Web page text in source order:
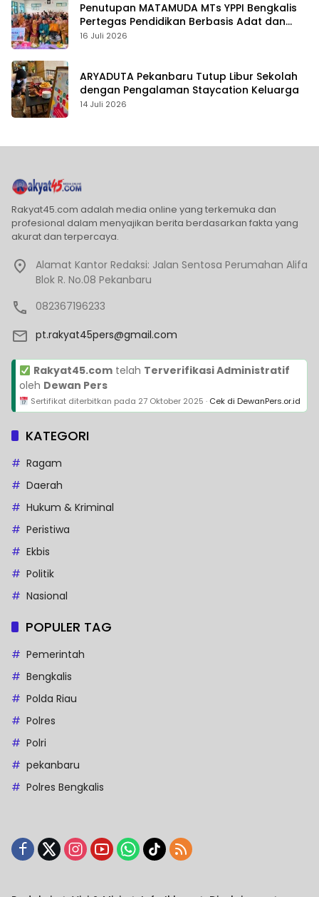
Penutupan MATAMUDA MTs YPPI Bengkalis
Pertegas Pendidikan Berbasis Adat dan
Karakter
16 Juli 2026
ARYADUTA Pekanbaru Tutup Libur Sekolah
dengan Pengalaman Staycation Keluarga
14 Juli 2026
Rakyat45.com adalah media online yang terkemuka dan
profesional dalam menyajikan berita berdasarkan fakta yang
akurat dan terpercaya.
Alamat Kantor Redaksi: Jalan Sentosa Perumahan Alifa
Blok R. No.08 Pekanbaru
082367196233
pt.rakyat45pers@gmail.com
Rakyat45.comtelah Terverifikasi Administratif
oleh Dewan Pers
Sertifikat diterbitkan pada 27 Oktober 2025 · Cek di DewanPers.or.id
KATEGORI
Ragam
Daerah
Hukum & Kriminal
Peristiwa
Ekbis
Politik
Nasional
POPULER TAG
Pemerintah
Bengkalis
Polda Riau
Polres
Polri
pekanbaru
Polres Bengkalis